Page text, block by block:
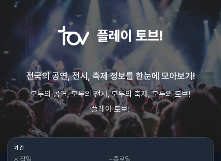
플레이 토브!
전국의 공연, 전시, 축제 정보를 한눈에 모아보기!
모두의 공연, 모두의 전시, 모두의 축제, 모두의 토브!
플레이 토브!
기간
~